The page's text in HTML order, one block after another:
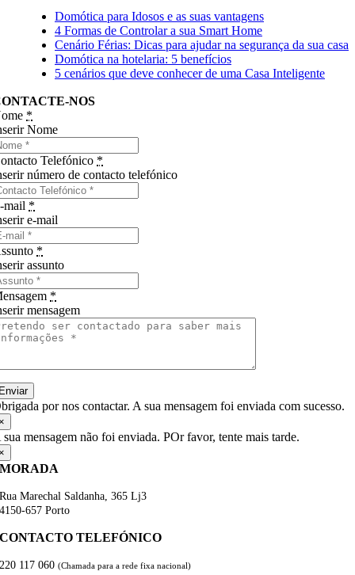
Domótica para Idosos e as suas vantagens
4 Formas de Controlar a sua Smart Home
Cenário Férias: Dicas para ajudar na segurança da sua casa
Domótica na hotelaria: 5 benefícios
5 cenários que deve conhecer de uma Casa Inteligente
NOS
*
Nome
Telefónico *
número de contacto telefónico
mail *
e-mail
*
assunto
*
mensagem
por nos contactar. A sua mensagem foi enviada com sucesso.
sua mensagem não foi enviada. POr favor, tente mais tarde.
MORADA
Rua Marechal Saldanha, 365 Lj3
4150-657 Porto
CONTACTO TELEFÓNICO
220 117 060(Chamada para a rede fixa nacional)